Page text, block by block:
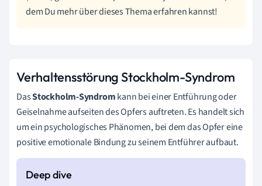
dem Du mehr über dieses Thema erfahren kannst!
Verhaltensstörung Stockholm-Syndrom
DasStockholm-Syndromkann bei einer Entführung oder
Geiselnahme aufseiten des Opfers auftreten. Es handelt sich
um ein psychologisches Phänomen, bei dem das Opfer eine
positive emotionale Bindung zu seinem Entführer aufbaut.